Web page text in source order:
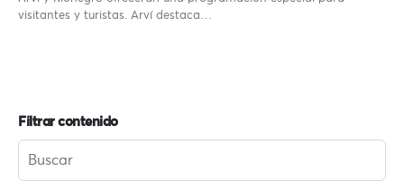
visitantes y turistas. Arví destaca…
Filtrar contenido